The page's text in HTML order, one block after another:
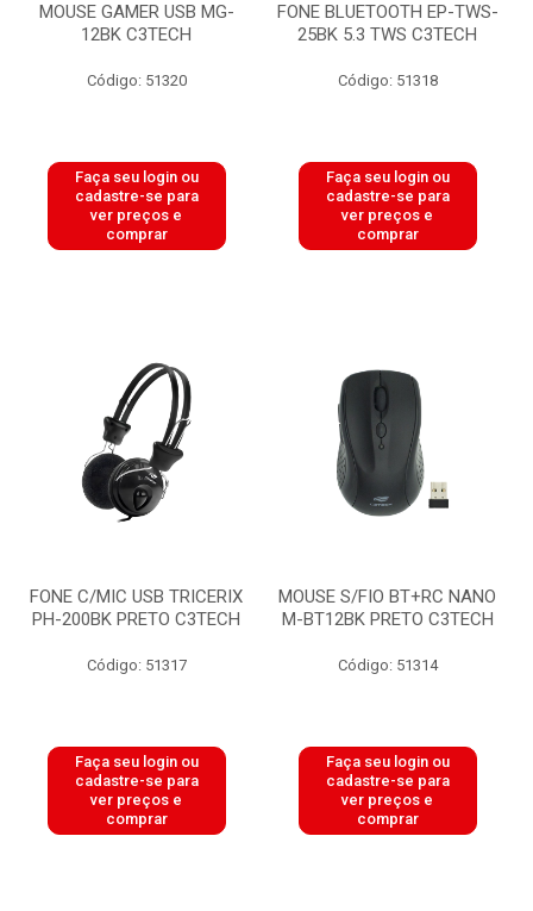
MOUSE GAMER USB MG-
12BK C3TECH
Código: 51320
Faça seu login ou
cadastre-se para
ver preços e
comprar
FONE BLUETOOTH EP-TWS-
25BK 5.3 TWS C3TECH
Código: 51318
Faça seu login ou
cadastre-se para
ver preços e
comprar
FONE C/MIC USB TRICERIX
PH-200BK PRETO C3TECH
Código: 51317
Faça seu login ou
cadastre-se para
ver preços e
comprar
MOUSE S/FIO BT+RC NANO
M-BT12BK PRETO C3TECH
Código: 51314
Faça seu login ou
cadastre-se para
ver preços e
comprar